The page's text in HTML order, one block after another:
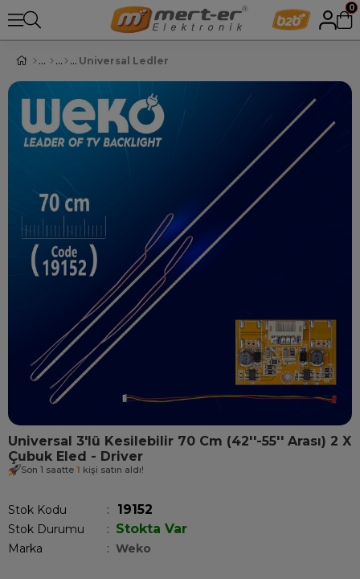
0
Universal Ledler
Universal 3'lü Kesilebilir 70 Cm (42''-55'' Arası) 2 X
Çubuk Eled - Driver
Son 1 saatte 1 kişi satın aldı!
Stok Kodu 19152
Stok Durumu : Stokta Var
Marka : Weko